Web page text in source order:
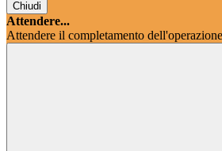
Chiudi
Attendere...
Attendere il completamento